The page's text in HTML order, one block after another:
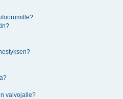
valvojalle?